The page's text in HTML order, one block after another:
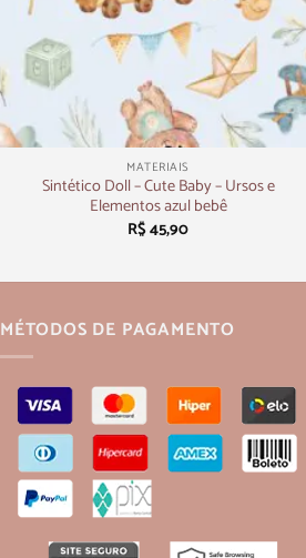
+
MATERIAIS
Sintético Doll – Cute Baby – Ursos e
Elementos azul bebê
R$45,90
MÉTODOS DE PAGAMENTO